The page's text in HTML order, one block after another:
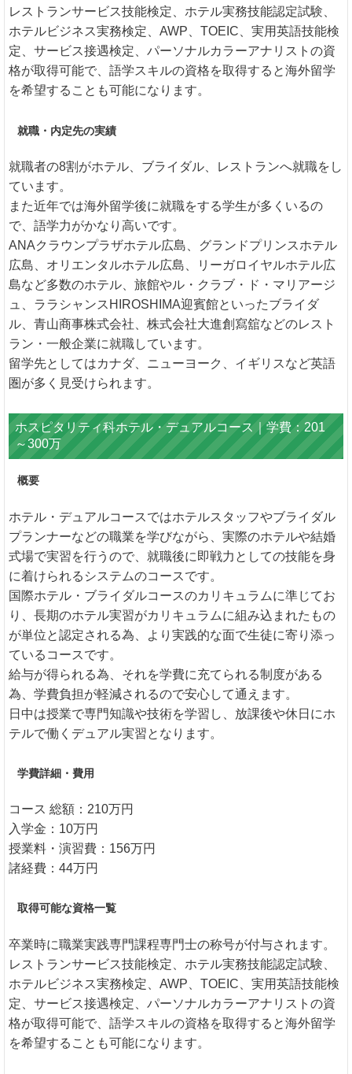
レストランサービス技能検定、ホテル実務技能認定試験、
ホテルビジネス実務検定、AWP、TOEIC、実用英語技能検
定、サービス接遇検定、パーソナルカラーアナリストの資
格が取得可能で、語学スキルの資格を取得すると海外留学
を希望することも可能になります。
就職・内定先の実績
就職者の8割がホテル、ブライダル、レストランへ就職をし
ています。
また近年では海外留学後に就職をする学生が多くいるの
で、語学力がかなり高いです。
ANAクラウンプラザホテル広島、グランドプリンスホテル
広島、オリエンタルホテル広島、リーガロイヤルホテル広
島など多数のホテル、旅館やル・クラブ・ド・マリアージ
ュ、ララシャンスHIROSHIMA迎賓館といったブライダ
ル、青山商事株式会社、株式会社大進創寫舘などのレスト
ラン・一般企業に就職しています。
留学先としてはカナダ、ニューヨーク、イギリスなど英語
圏が多く見受けられます。
ホスピタリティ科ホテル・デュアルコース｜学費：201
～300万
概要
ホテル・デュアルコースではホテルスタッフやブライダル
プランナーなどの職業を学びながら、実際のホテルや結婚
式場で実習を行うので、就職後に即戦力としての技能を身
に着けられるシステムのコースです。
国際ホテル・ブライダルコースのカリキュラムに準じてお
り、長期のホテル実習がカリキュラムに組み込まれたもの
が単位と認定される為、より実践的な面で生徒に寄り添っ
ているコースです。
給与が得られる為、それを学費に充てられる制度がある
為、学費負担が軽減されるので安心して通えます。
日中は授業で専門知識や技術を学習し、放課後や休日にホ
テルで働くデュアル実習となります。
学費詳細・費用
コース 総額：210万円
入学金：10万円
授業料・演習費：156万円
諸経費：44万円
取得可能な資格一覧
卒業時に職業実践専門課程専門士の称号が付与されます。
レストランサービス技能検定、ホテル実務技能認定試験、
ホテルビジネス実務検定、AWP、TOEIC、実用英語技能検
定、サービス接遇検定、パーソナルカラーアナリストの資
格が取得可能で、語学スキルの資格を取得すると海外留学
を希望することも可能になります。